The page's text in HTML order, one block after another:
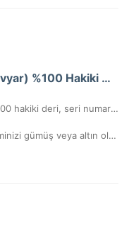
Chanel Flap Bag Caviar (2,55 Havyar) %100 Hakiki Deri
Chanel Flap Bag Caviar (2,55 havyar) %100 hakiki deri, seri numaralı, kutulu, toz torbalı, sertifikalı.
Not: Sipariş notunuzda zincir rengi seçiminizi gümüş veya altın olarak belirtmeyi unutmayınız!